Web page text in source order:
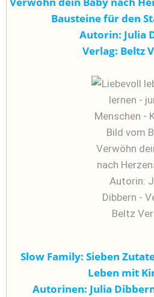
Bausteine für den
Autorin: Julia
Verlag: Beltz
Slow Family: Sieben
Leben mit
Autorinen: Julia